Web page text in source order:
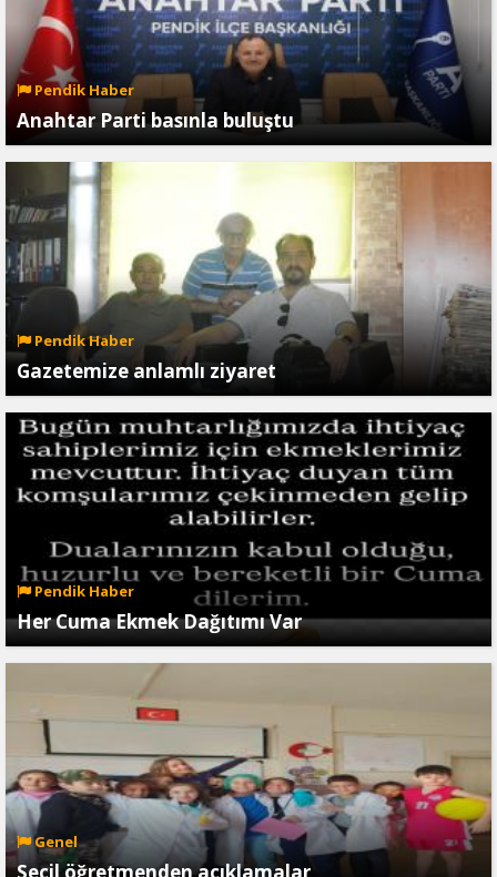
Pendik Haber
Anahtar Parti basınla buluştu
Pendik Haber
Gazetemize anlamlı ziyaret
Pendik Haber
Her Cuma Ekmek Dağıtımı Var
Genel